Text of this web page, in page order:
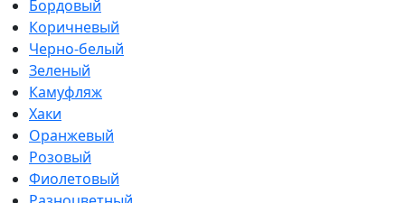
Бордовый
Коричневый
Черно-белый
Зеленый
Камуфляж
Хаки
Оранжевый
Розовый
Фиолетовый